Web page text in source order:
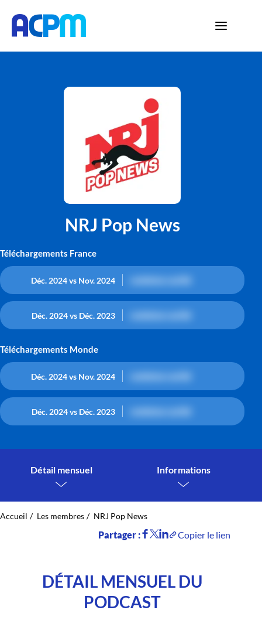
NRJ Pop News
Téléchargements France
Déc. 2024 vs Nov. 2024
Déc. 2024 vs Déc. 2023
Téléchargements Monde
Déc. 2024 vs Nov. 2024
Déc. 2024 vs Déc. 2023
Détail mensuel Informations
Accueil Les membres NRJ Pop News
Partager : Copier le lien
DÉTAIL MENSUEL DU
PODCAST